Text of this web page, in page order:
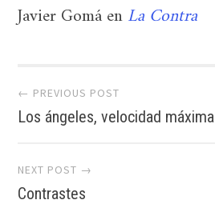
Javier Gomá enLa Contra
Post
navigation
← PREVIOUS POST
Los ángeles, velocidad máxima
NEXT POST →
Contrastes